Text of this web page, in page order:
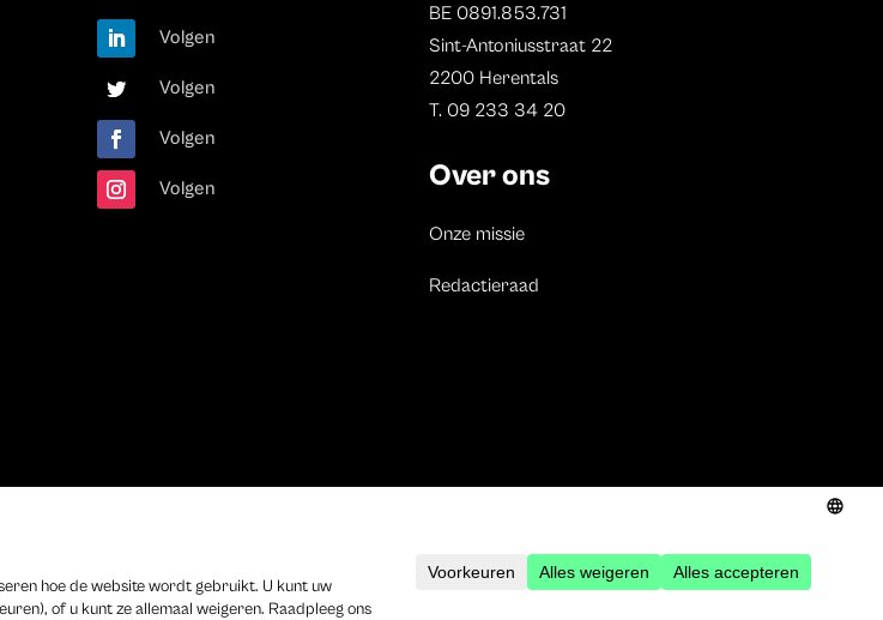
Volgen
Volgen
Volgen
Volgen
BE 0891.853.731
Sint-Antoniusstraat 22
2200 Herentals
T. 09 233 34 20
Over ons
Onze missie
Redactieraad